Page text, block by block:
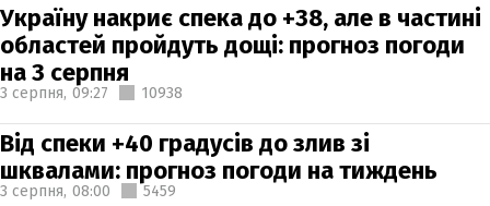
Україну накриє спека до +38, але в частині
областей пройдуть дощі: прогноз погоди
на 3 серпня
3 серпня, 09:27 10938
Від спеки +40 градусів до злив зі
шквалами: прогноз погоди на тиждень
3 серпня, 08:00 5459